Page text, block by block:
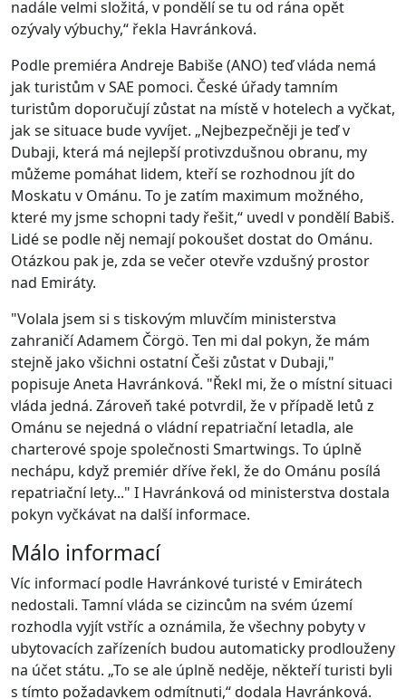
nadále velmi složitá, v pondělí se tu od rána opět
ozývaly výbuchy,“ řekla Havránková.
Podle premiéra Andreje Babiše (ANO) teď vláda nemá
jak turistům v SAE pomoci. České úřady tamním
turistům doporučují zůstat na místě v hotelech a vyčkat,
jak se situace bude vyvíjet. „Nejbezpečněji je teď v
Dubaji, která má nejlepší protivzdušnou obranu, my
můžeme pomáhat lidem, kteří se rozhodnou jít do
Moskatu v Ománu. To je zatím maximum možného,
které my jsme schopni tady řešit,“ uvedl v pondělí Babiš.
Lidé se podle něj nemají pokoušet dostat do Ománu.
Otázkou pak je, zda se večer otevře vzdušný prostor
nad Emiráty.
"Volala jsem si s tiskovým mluvčím ministerstva
zahraničí Adamem Čörgö. Ten mi dal pokyn, že mám
stejně jako všichni ostatní Češi zůstat v Dubaji,"
popisuje Aneta Havránková. "Řekl mi, že o místní situaci
vláda jedná. Zároveň také potvrdil, že v případě letů z
Ománu se nejedná o vládní repatriační letadla, ale
charterové spoje společnosti Smartwings. To úplně
nechápu, když premiér dříve řekl, že do Ománu posílá
repatriační lety..." I Havránková od ministerstva dostala
pokyn vyčkávat na další informace.
Málo informací
Víc informací podle Havránkové turisté v Emirátech
nedostali. Tamní vláda se cizincům na svém území
rozhodla vyjít vstříc a oznámila, že všechny pobyty v
ubytovacích zařízeních budou automaticky prodlouženy
na účet státu. „To se ale úplně neděje, někteří turisti byli
s tímto požadavkem odmítnuti,“ dodala Havránková.